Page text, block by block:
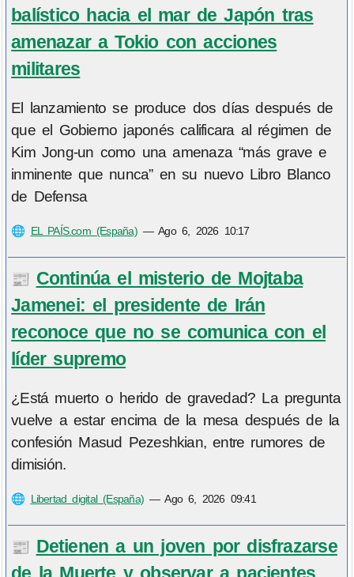
balístico hacia el mar de Japón tras
amenazar a Tokio con acciones
militares
El lanzamiento se produce dos días después de
que el Gobierno japonés calificara al régimen de
Kim Jong-un como una amenaza “más grave e
inminente que nunca” en su nuevo Libro Blanco
de Defensa
🌐 EL PAÍS.com (España)—Ago 6, 2026 10:17
📰 Continúa el misterio de Mojtaba
Jamenei: el presidente de Irán
reconoce que no se comunica con el
líder supremo
¿Está muerto o herido de gravedad? La pregunta
vuelve a estar encima de la mesa después de la
confesión Masud Pezeshkian, entre rumores de
dimisión.
🌐 Libertad digital (España) —Ago 6, 2026 09:41
📰 Detienen a un joven por disfrazarse